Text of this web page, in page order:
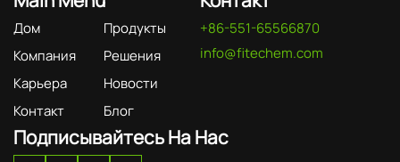
Дом
Продукты
Компания
Решения
Карьера
Новости
Контакт
Блог
+86-551-65566870
info@fitechem.com
Подписывайтесь На Нас